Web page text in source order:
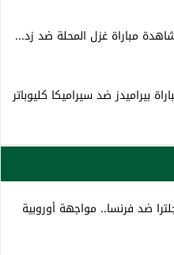
مباراة غزل المحلة ضد زد...
بيراميدز ضد سيراميكا كليوباتر
ضد فرنسا.. مواجهة أوروبية